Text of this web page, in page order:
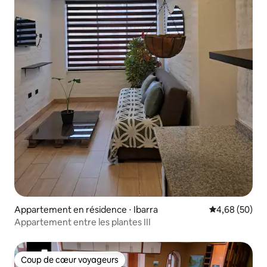
Appartement en résidence ⋅ Ibarra Évaluation
4,68 (50)
Appartement entre les plantes III
Coup de cœur voyageurs
Coup de cœur voyageurs